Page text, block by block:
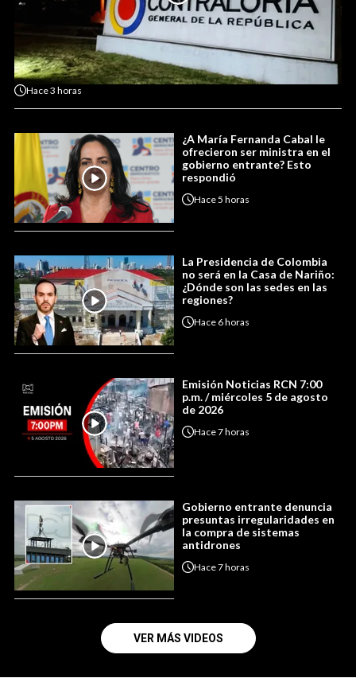
Hace3 horas
¿A María Fernanda Cabal le
ofrecieron ser ministra en el
gobierno entrante? Esto
respondió
Hace5 horas
La Presidencia de Colombia
no será en la Casa de Nariño:
¿Dónde son las sedes en las
regiones?
Hace 6 horas
Emisión Noticias RCN 7:00
p.m. / miércoles 5 de agosto
de 2026
Hace7 horas
Gobierno entrante denuncia
presuntas irregularidades en
la compra de sistemas
antidrones
Hace7 horas
VER MÁS VIDEOS